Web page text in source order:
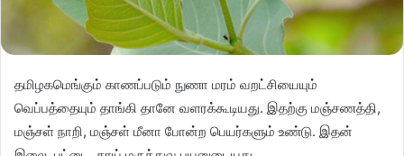
தமிழகமெங்கும் காணப்படும் நுணா மரம் வறட்சியையும்
வெப்பத்தையும் தாங்கி தானே வளரக்கூடியது. இதற்கு மஞ்சணத்தி,
மஞ்சள் நாறி, மஞ்சள் மீனா போன்ற பெயர்களும் உண்டு. இதன்